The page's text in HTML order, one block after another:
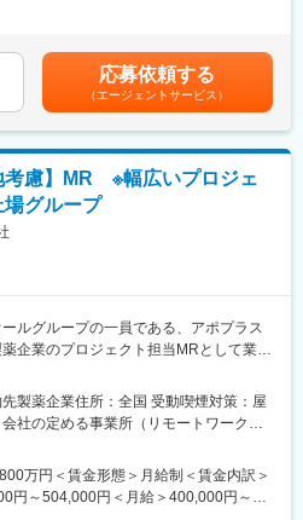
28歳：642万（月給＋日当＋住宅手
）33歳：712万（月給＋日当＋住宅手
業務
会・勉強会の立ち上げ、講演会の企
たします
象となります（希望勤務地は考慮いた
品のみならず、長期収載品・ジェネリ
のプロジェクトが対象です
は、入社確定後に順次、検討を開始さ
／8万人の社員が、医薬品の臨床開発～
プシェアを誇り、常時100以上のPJが
ロジェクト稼働手当(35,000円)、外勤
3.5時間以上）■変動賞与制（6月・12
分■インセンティブ：3月（対象者）賃
であり、選考を通じて上下する可能性
固定手当を含めた表記です。
応募依頼する
（エージェントサービス）
考慮】MR ※幅広いプロジェ
グループ
ルグループの一員である、アポプラス
企業のプロジェクト担当MRとして業務
ェクトは多岐に渡りますので、今までの
ています。
だきます。
製薬企業住所：全国 受動喫煙対策：屋
社の定める事業所（リモートワーク含
万円＜賃金形態＞月給制＜賃金内訳＞
円～504,000円＜月給＞400,000円～